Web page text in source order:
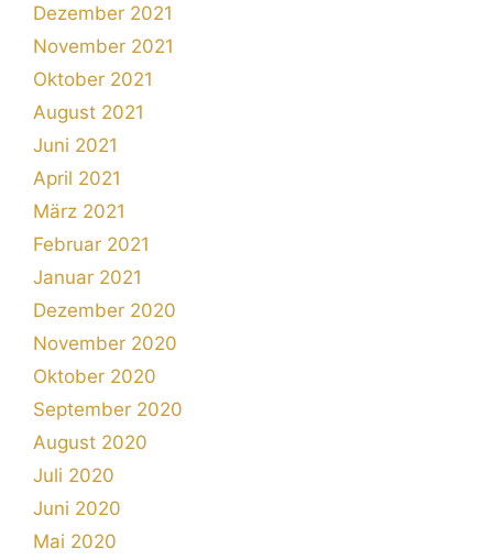
Dezember 2021
November 2021
Oktober 2021
August 2021
Juni 2021
April 2021
März 2021
Februar 2021
Januar 2021
Dezember 2020
November 2020
Oktober 2020
September 2020
August 2020
Juli 2020
Juni 2020
Mai 2020